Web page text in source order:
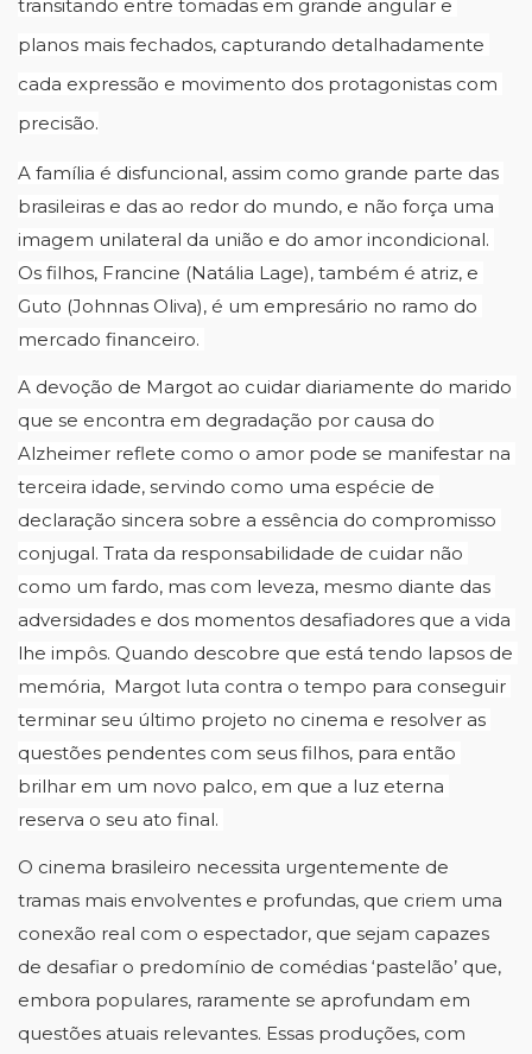
transitando entre tomadas em grande angular e
planos mais fechados, capturando detalhadamente
cada expressão e movimento dos protagonistas com
precisão.
A família é disfuncional, assim como grande parte das
brasileiras e das ao redor do mundo, e não força uma
imagem unilateral da união e do amor incondicional.
Os filhos, Francine (Natália Lage), também é atriz, e
Guto (Johnnas Oliva), é um empresário no ramo do
mercado financeiro.
A devoção de Margot ao cuidar diariamente do marido
que se encontra em degradação por causa do
Alzheimer reflete como o amor pode se manifestar na
terceira idade, servindo como uma espécie de
declaração sincera sobre a essência do compromisso
conjugal. Trata da responsabilidade de cuidar não
como um fardo, mas com leveza, mesmo diante das
adversidades e dos momentos desafiadores que a vida
lhe impôs. Quando descobre que está tendo lapsos de
memória,  Margot luta contra o tempo para conseguir
terminar seu último projeto no cinema e resolver as
questões pendentes com seus filhos, para então
brilhar em um novo palco, em que a luz eterna
reserva o seu ato final.
O cinema brasileiro necessita urgentemente de
tramas mais envolventes e profundas, que criem uma
conexão real com o espectador, que sejam capazes
de desafiar o predomínio de comédias ‘pastelão’ que,
embora populares, raramente se aprofundam em
questões atuais relevantes. Essas produções, com